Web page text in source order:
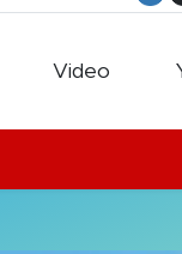
Video